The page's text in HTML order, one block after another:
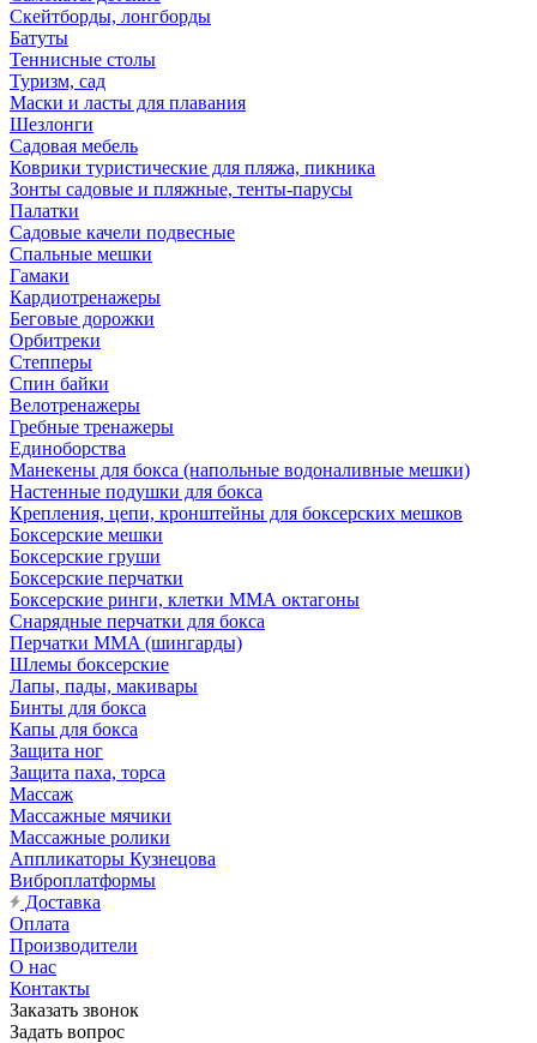
Скейтборды, лонгборды
Батуты
Теннисные столы
Туризм, сад
Маски и ласты для плавания
Шезлонги
Садовая мебель
Коврики туристические для пляжа, пикника
Зонты садовые и пляжные, тенты-парусы
Палатки
Садовые качели подвесные
Спальные мешки
Гамаки
Кардиотренажеры
Беговые дорожки
Орбитреки
Степперы
Спин байки
Велотренажеры
Гребные тренажеры
Единоборства
Манекены для бокса (напольные водоналивные мешки)
Настенные подушки для бокса
Крепления, цепи, кронштейны для боксерских мешков
Боксерские мешки
Боксерские груши
Боксерские перчатки
Боксерские ринги, клетки ММА октагоны
Снарядные перчатки для бокса
Перчатки MMA (шингарды)
Шлемы боксерские
Лапы, пады, макивары
Бинты для бокса
Капы для бокса
Защита ног
Защита паха, торса
Массаж
Массажные мячики
Массажные ролики
Аппликаторы Кузнецова
Виброплатформы
Доставка
Оплата
Производители
О нас
Контакты
Заказать звонок
Задать вопрос